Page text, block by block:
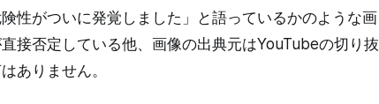
性がついに発覚しました」と語っているかのような画
接否定している他、画像の出典元はYouTubeの切り抜
ありません。